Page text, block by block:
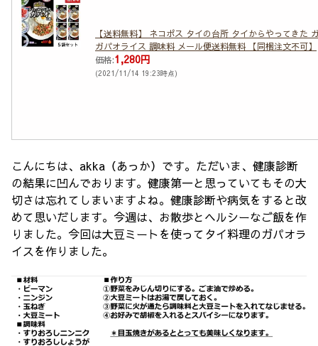
【送料無料】 ネコポス タイの台所 タイからやってき
ガパオライス 調味料 メール便送料無料 【同梱注文不可】
価格:1,280円
(2021/11/14 19:23時点)
こんにちは、akka（あっか）です。ただいま、健康診断
の結果に凹んでおります。健康第一と思っていてもその大
切さは忘れてしまいますよね。健康診断や病気をすると改
めて思いだします。今週は、お散歩とヘルシーなご飯を作
りました。今回は大豆ミートを使ってタイ料理のガパオラ
イスを作りました。